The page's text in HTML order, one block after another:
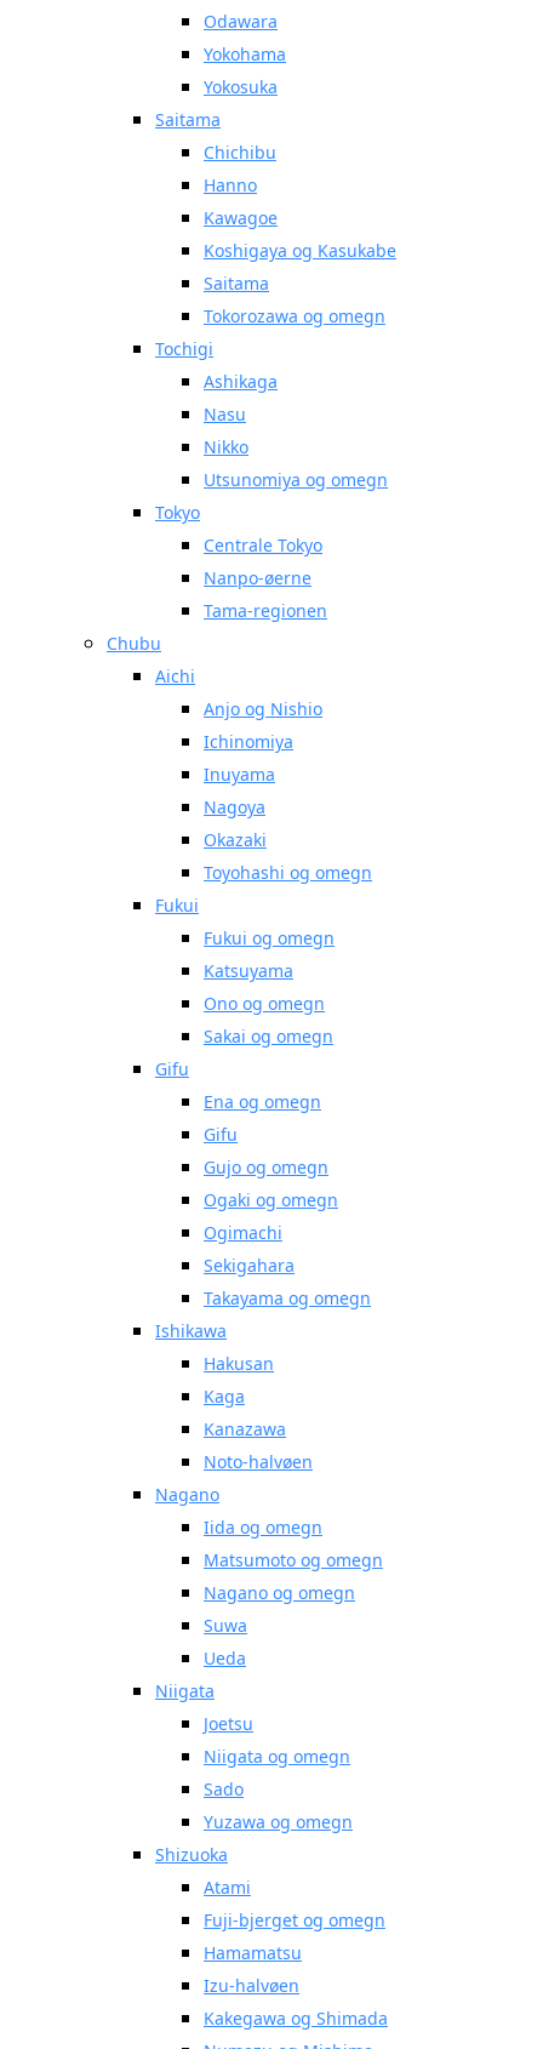
Odawara
Yokohama
Yokosuka
Saitama
Chichibu
Hanno
Kawagoe
Koshigaya og Kasukabe
Saitama
Tokorozawa og omegn
Tochigi
Ashikaga
Nasu
Nikko
Utsunomiya og omegn
Tokyo
Centrale Tokyo
Nanpo-øerne
Tama-regionen
Chubu
Aichi
Anjo og Nishio
Ichinomiya
Inuyama
Nagoya
Okazaki
Toyohashi og omegn
Fukui
Fukui og omegn
Katsuyama
Ono og omegn
Sakai og omegn
Gifu
Ena og omegn
Gifu
Gujo og omegn
Ogaki og omegn
Ogimachi
Sekigahara
Takayama og omegn
Ishikawa
Hakusan
Kaga
Kanazawa
Noto-halvøen
Nagano
Iida og omegn
Matsumoto og omegn
Nagano og omegn
Suwa
Ueda
Niigata
Joetsu
Niigata og omegn
Sado
Yuzawa og omegn
Shizuoka
Atami
Fuji-bjerget og omegn
Hamamatsu
Izu-halvøen
Kakegawa og Shimada